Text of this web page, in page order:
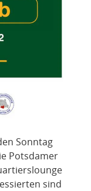
Sonntag
Potsdamer
sind